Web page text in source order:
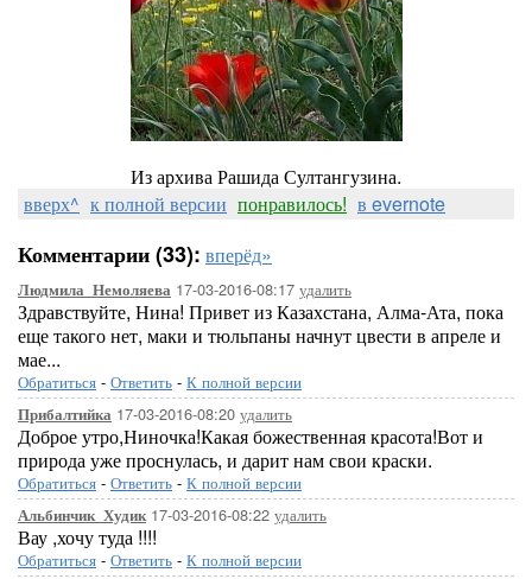
Из архива Рашида Султангузина.
вверх^ к полной версии понравилось! в evernote
Комментарии (33): вперёд»
Людмила_Немоляева 17-03-2016-08:17 удалить
Здравствуйте, Нина! Привет из Казахстана, Алма-Ата, пока
еще такого нет, маки и тюльпаны начнут цвести в апреле и
мае...
Обратиться - Ответить - К полной версии
Прибалтийка 17-03-2016-08:20 удалить
Доброе утро,Ниночка!Какая божественная красота!Вот и
природа уже проснулась, и дарит нам свои краски.
Обратиться - Ответить - К полной версии
Альбинчик_Худик17-03-2016-08:22 удалить
Вау ,хочу туда !!!!
Обратиться - Ответить - К полной версии